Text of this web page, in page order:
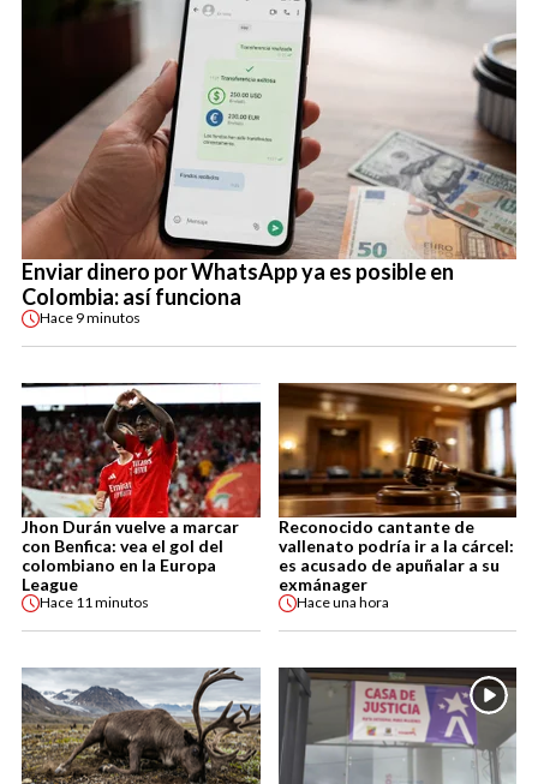
Enviar dinero por WhatsApp ya es posible en
Colombia: así funciona
Hace 9 minutos
Jhon Durán vuelve a marcar
con Benfica: vea el gol del
colombiano en la Europa
League
Hace 11 minutos
Reconocido cantante de
vallenato podría ir a la cárcel:
es acusado de apuñalar a su
exmánager
Haceuna hora